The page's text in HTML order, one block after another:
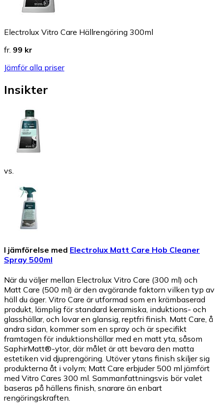
Electrolux Vitro Care Hällrengöring 300ml
fr. 99 kr
Jämför alla priser
Insikter
vs.
I jämförelse med Electrolux Matt Care Hob Cleaner
Spray 500ml
När du väljer mellan Electrolux Vitro Care (300 ml) och
Matt Care (500 ml) är den avgörande faktorn vilken typ av
häll du äger. Vitro Care är utformad som en krämbaserad
produkt, lämplig för standard keramiska, induktions- och
glasshällar, och lovar en glansig, reptfri finish. Matt Care, å
andra sidan, kommer som en spray och är specifikt
framtagen för induktionshällar med en matt yta, såsom
SaphirMatt®-ytor, där målet är att bevara den matta
estetiken vid djuprengöring. Utöver ytans finish skiljer sig
produkterna åt i volym; Matt Care erbjuder 500 ml jämfört
med Vitro Cares 300 ml. Sammanfattningsvis bör valet
baseras på hällens finish, snarare än enbart
rengöringskraften.